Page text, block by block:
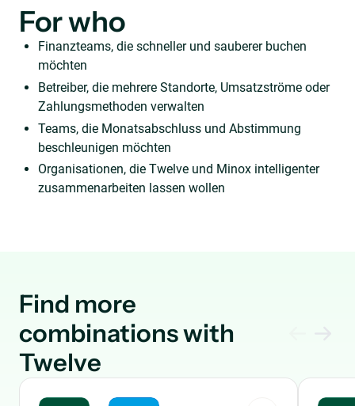
For who
Finanzteams, die schneller und sauberer buchen
möchten
Betreiber, die mehrere Standorte, Umsatzströme oder
Zahlungsmethoden verwalten
Teams, die Monatsabschluss und Abstimmung
beschleunigen möchten
Organisationen, die Twelve und Minox intelligenter
zusammenarbeiten lassen wollen
Find more
combinations with
Twelve